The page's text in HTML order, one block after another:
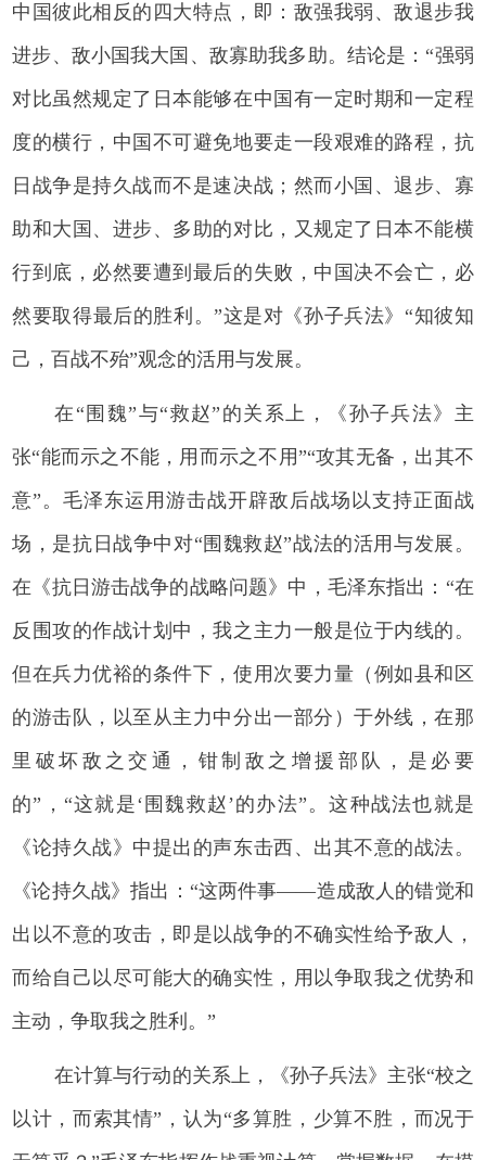
中国彼此相反的四大特点，即：敌强我弱、敌退步我
进步、敌小国我大国、敌寡助我多助。结论是：“强弱
对比虽然规定了日本能够在中国有一定时期和一定程
度的横行，中国不可避免地要走一段艰难的路程，抗
日战争是持久战而不是速决战；然而小国、退步、寡
助和大国、进步、多助的对比，又规定了日本不能横
行到底，必然要遭到最后的失败，中国决不会亡，必
然要取得最后的胜利。”这是对《孙子兵法》“知彼知
己，百战不殆”观念的活用与发展。
在“围魏”与“救赵”的关系上，《孙子兵法》主
张“能而示之不能，用而示之不用”“攻其无备，出其不
意”。毛泽东运用游击战开辟敌后战场以支持正面战
场，是抗日战争中对“围魏救赵”战法的活用与发展。
在《抗日游击战争的战略问题》中，毛泽东指出：“在
反围攻的作战计划中，我之主力一般是位于内线的。
但在兵力优裕的条件下，使用次要力量（例如县和区
的游击队，以至从主力中分出一部分）于外线，在那
里破坏敌之交通，钳制敌之增援部队，是必要
的”，“这就是‘围魏救赵’的办法”。这种战法也就是
《论持久战》中提出的声东击西、出其不意的战法。
《论持久战》指出：“这两件事——造成敌人的错觉和
出以不意的攻击，即是以战争的不确实性给予敌人，
而给自己以尽可能大的确实性，用以争取我之优势和
主动，争取我之胜利。”
在计算与行动的关系上，《孙子兵法》主张“校之
以计，而索其情”，认为“多算胜，少算不胜，而况于